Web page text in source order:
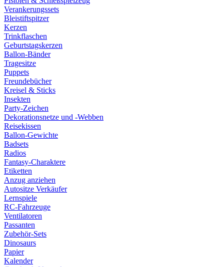
Verankerungssets
Bleistiftspitzer
Kerzen
Trinkflaschen
Geburtstagskerzen
Ballon-Bänder
Tragesitze
Puppets
Freundebücher
Kreisel & Sticks
Insekten
Party-Zeichen
Dekorationsnetze und -Webben
Reisekissen
Ballon-Gewichte
Badsets
Radios
Fantasy-Charaktere
Etiketten
Anzug anziehen
Autositze Verkäufer
Lernspiele
RC-Fahrzeuge
Ventilatoren
Passanten
Zubehör-Sets
Dinosaurs
Papier
Kalender